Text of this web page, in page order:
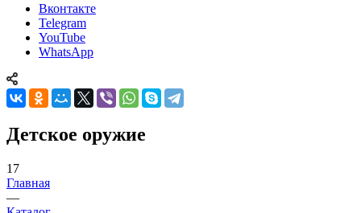
Вконтакте
Telegram
YouTube
WhatsApp
Детское оружие
17
Главная
—